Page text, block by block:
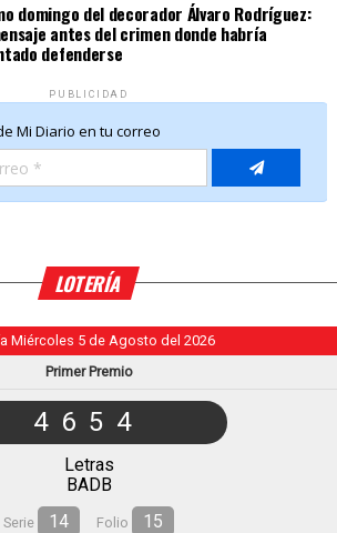
domingo del decorador Álvaro Rodríguez:
antes del crimen donde habría
defenderse
PUBLICIDAD
LOTERÍA
Miércoles 5 de Agosto del 2026
Primer Premio
4654
Letras
BADB
Serie 14 Folio 15